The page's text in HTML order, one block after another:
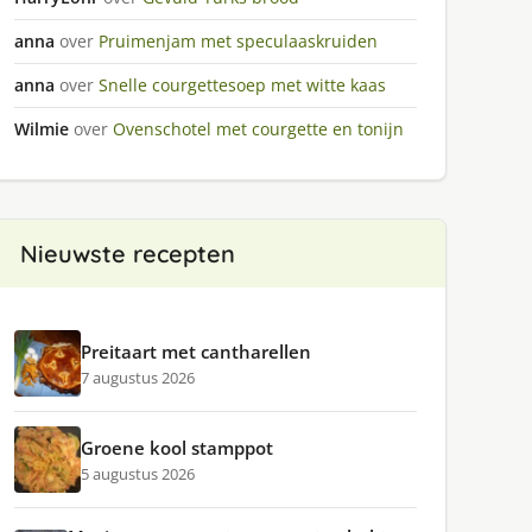
anna over Pruimenjam met speculaaskruiden
anna over Snelle courgettesoep met witte kaas
Wilmie over Ovenschotel met courgette en tonijn
Nieuwste recepten
Preitaart met cantharellen
7 augustus 2026
Groene kool stamppot
5 augustus 2026